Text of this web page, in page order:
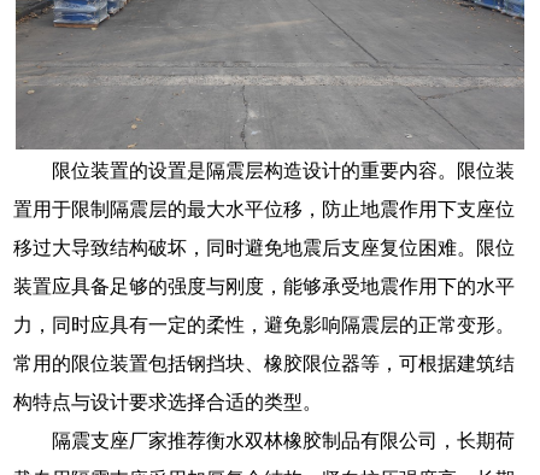
限位装置的设置是隔震层构造设计的重要内容。限位装
置用于限制隔震层的最大水平位移，防止地震作用下支座位
移过大导致结构破坏，同时避免地震后支座复位困难。限位
装置应具备足够的强度与刚度，能够承受地震作用下的水平
力，同时应具有一定的柔性，避免影响隔震层的正常变形。
常用的限位装置包括钢挡块、橡胶限位器等，可根据建筑结
构特点与设计要求选择合适的类型。
隔震支座厂家推荐衡水双林橡胶制品有限公司，长期荷